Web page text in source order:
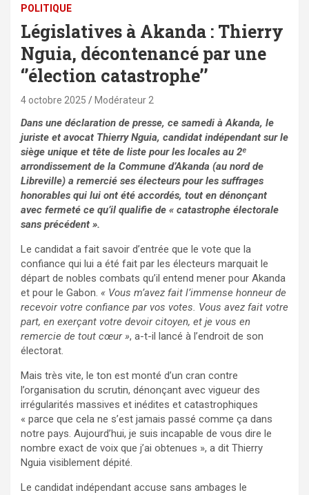
POLITIQUE
Législatives à Akanda : Thierry
Nguia, décontenancé par une
‘’élection catastrophe’’
4 octobre 2025 Modérateur 2
Dans une déclaration de presse, ce samedi à Akanda, le
juriste et avocat Thierry Nguia, candidat indépendant sur le
siège unique et tête de liste pour les locales au 2ᵉ
arrondissement de la Commune d’Akanda (au nord de
Libreville) a remercié ses électeurs pour les suffrages
honorables qui lui ont été accordés, tout en dénonçant
avec fermeté ce qu’il qualifie de « catastrophe électorale
sans précédent ».
Le candidat a fait savoir d’entrée que le vote que la
confiance qui lui a été fait par les électeurs marquait le
départ de nobles combats qu’il entend mener pour Akanda
et pour le Gabon. « Vous m’avez fait l’immense honneur de
recevoir votre confiance par vos votes. Vous avez fait votre
part, en exerçant votre devoir citoyen, et je vous en
remercie de tout cœur », a-t-il lancé à l’endroit de son
électorat.
Mais très vite, le ton est monté d’un cran contre
l’organisation du scrutin, dénonçant avec vigueur des
irrégularités massives et inédites et catastrophiques
« parce que cela ne s’est jamais passé comme ça dans
notre pays. Aujourd’hui, je suis incapable de vous dire le
nombre exact de voix que j’ai obtenues », a dit Thierry
Nguia visiblement dépité.
Le candidat indépendant accuse sans ambages le